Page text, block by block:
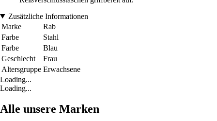
Zusätzliche Informationen
Marke
Rab
Farbe
Stahl
Farbe
Blau
Geschlecht
Frau
Altersgruppe Erwachsene
Loading...
Loading...
Alle unsere Marken